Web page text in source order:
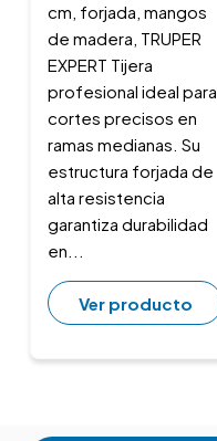
cm, forjada, mangos
de madera, TRUPER
EXPERT Tijera
profesional ideal para
cortes precisos en
ramas medianas. Su
estructura forjada de
alta resistencia
garantiza durabilidad
en...
Ver producto